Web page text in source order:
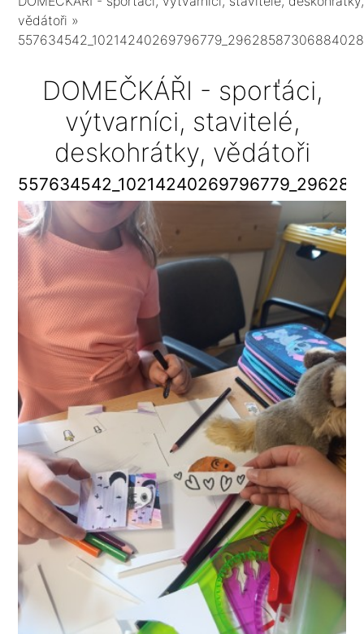
vědátoři »
DOMEČKÁŘI - sporťáci,
výtvarníci, stavitelé,
deskohrátky, vědátoři